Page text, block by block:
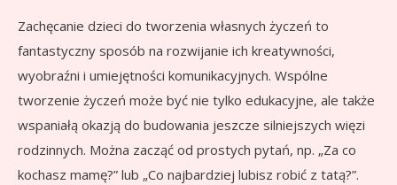
Zachęcanie dzieci do tworzenia własnych życzeń to
fantastyczny sposób na rozwijanie ich kreatywności,
wyobraźni i umiejętności komunikacyjnych. Wspólne
tworzenie życzeń może być nie tylko edukacyjne, ale także
wspaniałą okazją do budowania jeszcze silniejszych więzi
rodzinnych. Można zacząć od prostych pytań, np. „Za co
kochasz mamę?” lub „Co najbardziej lubisz robić z tatą?”.